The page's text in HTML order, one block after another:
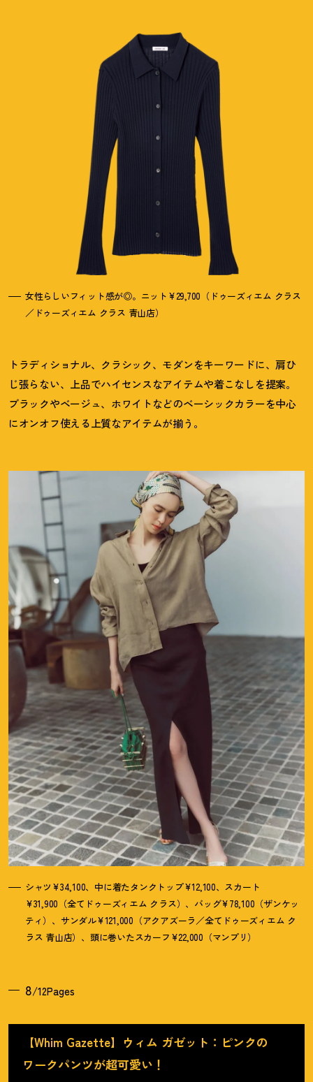
女性らしいフィット感が◎。ニット¥29,700（ドゥーズィエム クラス
／ドゥーズィエム クラス 青山店）
トラディショナル、クラシック、モダンをキーワードに、肩ひ
じ張らない、上品でハイセンスなアイテムや着こなしを提案。
ブラックやベージュ、ホワイトなどのベーシックカラーを中心
にオンオフ使える上質なアイテムが揃う。
シャツ¥34,100、中に着たタンクトップ¥12,100、スカート
¥31,900（全てドゥーズィエム クラス）、バッグ¥78,100（ザンケッ
ティ）、サンダル¥121,000（アクアズーラ／全てドゥーズィエム ク
ラス 青山店）、頭に巻いたスカーフ¥22,000（マンプリ）
8/12Pages
【Whim Gazette】ウィム ガゼット：ピンクの
ワークパンツが超可愛い ！